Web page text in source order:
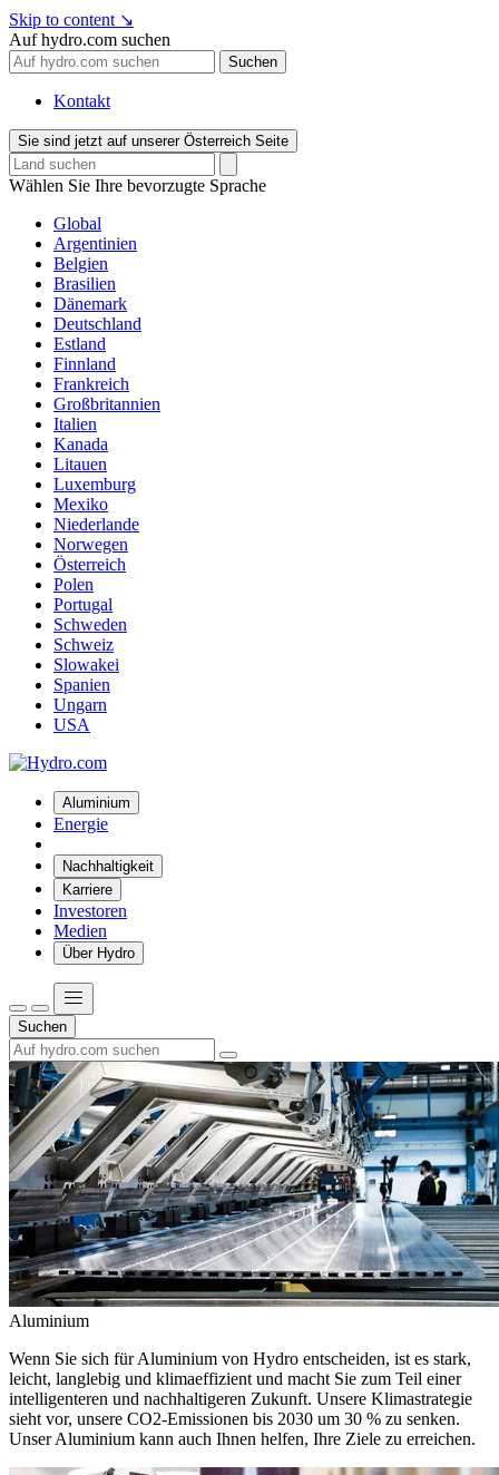
Skip to content ↘
Auf hydro.com suchen
Suchen
Kontakt
Sie sind jetzt auf unserer Österreich Seite
Wählen Sie Ihre bevorzugte Sprache
Global
Argentinien
Belgien
Brasilien
Dänemark
Deutschland
Estland
Finnland
Frankreich
Großbritannien
Italien
Kanada
Litauen
Luxemburg
Mexiko
Niederlande
Norwegen
Österreich
Polen
Portugal
Schweden
Schweiz
Slowakei
Spanien
Ungarn
USA
Aluminium
Energie
Nachhaltigkeit
Karriere
Investoren
Medien
Über Hydro
Suchen
Aluminium
Wenn Sie sich für Aluminium von Hydro entscheiden, ist es stark,
leicht, langlebig und klimaeffizient und macht Sie zum Teil einer
intelligenteren und nachhaltigeren Zukunft. Unsere Klimastrategie
sieht vor, unsere CO2-Emissionen bis 2030 um 30 % zu senken.
Unser Aluminium kann auch Ihnen helfen, Ihre Ziele zu erreichen.